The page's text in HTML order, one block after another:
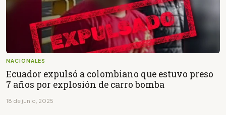
NACIONALES
Ecuador expulsó a colombiano que estuvo preso
7 años por explosión de carro bomba
18 de junio, 2025